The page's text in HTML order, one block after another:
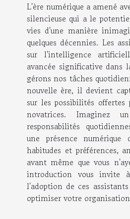
L'ère numérique a amené
silencieuse qui a le
vies d'une manière
quelques décennies. Les
sur l'intelligence
avancée significative dans
gérons nos tâches
nouvelle ère, il devient
sur les possibilités offertes
novatrices. Imaginez
responsabilités
une présence numérique
habitudes et préférences,
avant même que vous
introduction vous invite
l'adoption de ces
optimiser votre